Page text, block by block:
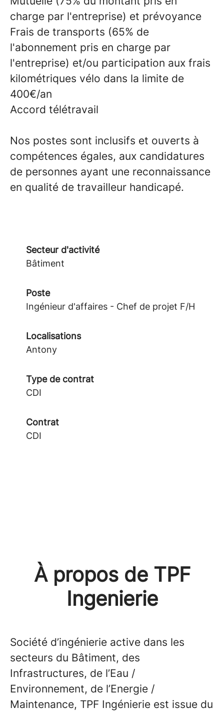
charge par l'entreprise) et prévoyance
Frais de transports (65% de
l'abonnement pris en charge par
l'entreprise) et/ou participation aux frais
kilométriques vélo dans la limite de
400€/an
Accord télétravail
Nos postes sont inclusifs et ouverts à
compétences égales, aux candidatures
de personnes ayant une reconnaissance
en qualité de travailleur handicapé.
Secteur d'activité
Bâtiment
Poste
Ingénieur d'affaires - Chef de projet F/H
Localisations
Antony
Type de contrat
CDI
Contrat
CDI
À propos de TPF
Ingenierie
Société d’ingénierie active dans les
secteurs du Bâtiment, des
Infrastructures, de l’Eau /
Environnement, de l’Energie /
Maintenance, TPF Ingénierie est issue du